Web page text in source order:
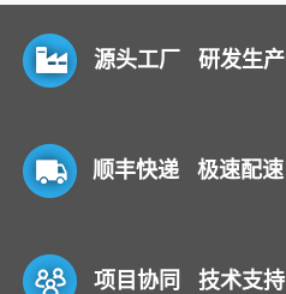
源头工厂 研发生产
顺丰快递 极速配速
项目协同 技术支持